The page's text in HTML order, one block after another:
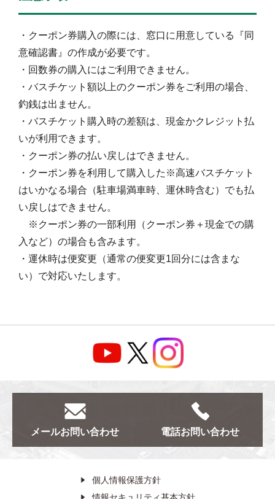
・クーポン券購入の際には、窓口に用意している『同
意確認書』の作成が必要です。
・回数券の購入にはご利用できません。
・バスチケット額以上のクーポン券をご利用の場合、
釣銭は出ません。
・バスチケット購入時の差額は、現金かクレジット払
いが利用できます。
・クーポン券の払い戻しはできません。
・クーポン券を利用して購入した※高速バスチケット
はいかなる場合（駐車場満車時、運休時含む）でも払
い戻しはできません。
※クーポン券の一部利用（クーポン券＋現金での購
入など）の場合も含みます。
・運休時は便変更（通常の便変更1回分には含まな
い）で対応いたします。
メールお問い合わせ 電話お問い合わせ
個人情報保護方針